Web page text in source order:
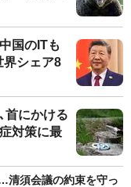
国のITも
界シェア8
首にかける
対策に最
清須会議の約束を守っ